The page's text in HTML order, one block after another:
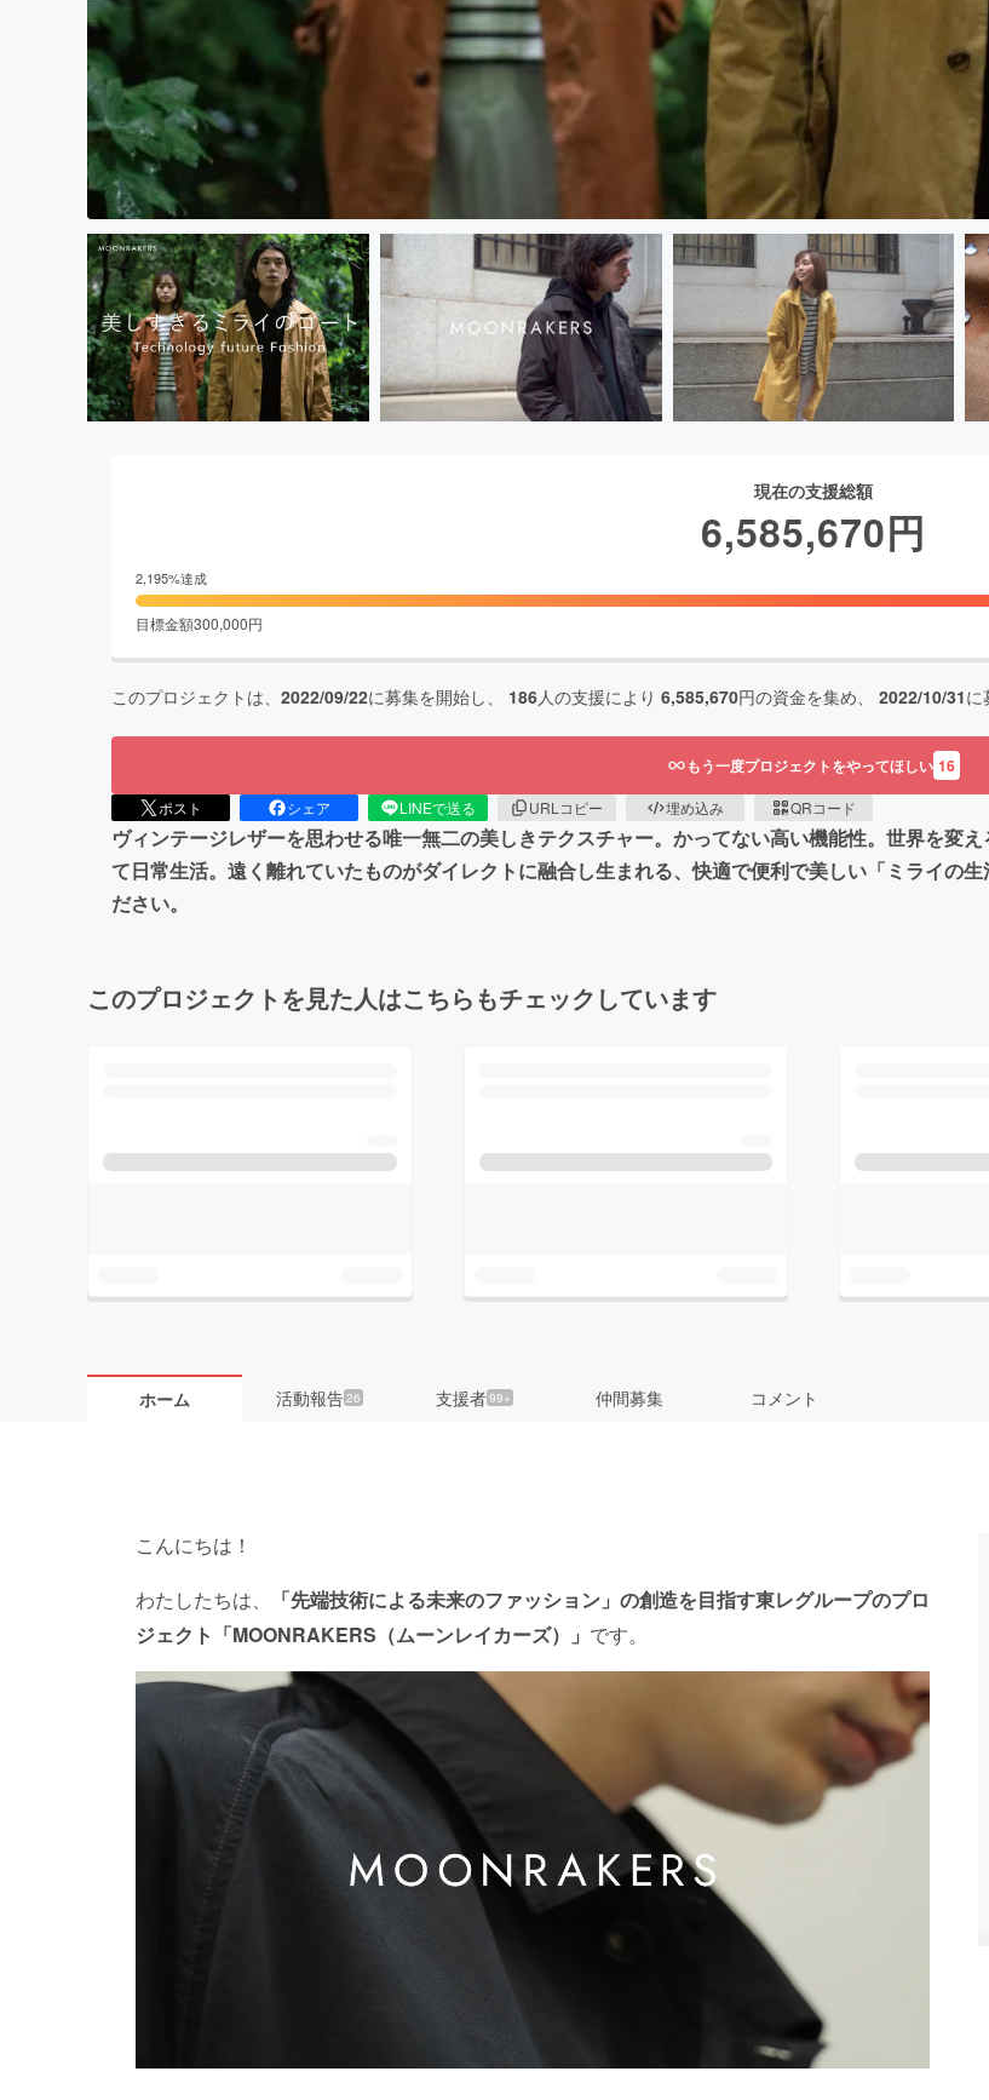
現在の支援総額
6,585,670円
2,195%達成
目標金額300,000円
このプロジェクトは、 2022/09/22に募集を開始し、 186人の支援により 6,585,670円の資金を集め、 2022/10/31に
もう一度プロジェクトをやってほしい 16
ポスト シェア LINEで送る URLコピー 埋め込み QRコード
ヴィンテージレザーを思わせる唯一無二の美しきテクスチャー。かってない高い機能性。世界を変
て日常生活。遠く離れていたものがダイレクトに融合し生まれる、快適で便利で美しい「ミライの
ださい。
このプロジェクトを見た人はこちらもチェックしています
ホーム 活動報告26 支援者99+ 仲間募集 コメント
こんにちは！
わたしたちは、
「先端技術による未来のファッション」の創造を目指す東レグループのプロ
ジェクト 「MOONRAKERS（ムーンレイカーズ）」 です。